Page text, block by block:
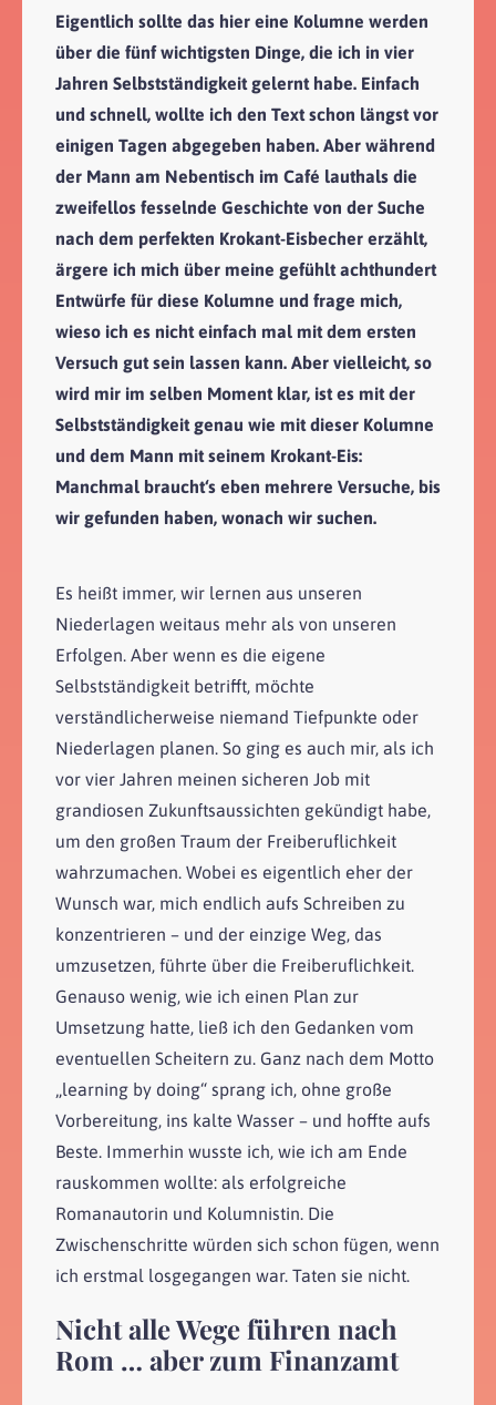
Eigentlich sollte das hier eine Kolumne werden
über die fünf wichtigsten Dinge, die ich in vier
Jahren Selbstständigkeit gelernt habe. Einfach
und schnell, wollte ich den Text schon längst vor
einigen Tagen abgegeben haben. Aber während
der Mann am Nebentisch im Café lauthals die
zweifellos fesselnde Geschichte von der Suche
nach dem perfekten Krokant-Eisbecher erzählt,
ärgere ich mich über meine gefühlt achthundert
Entwürfe für diese Kolumne und frage mich,
wieso ich es nicht einfach mal mit dem ersten
Versuch gut sein lassen kann. Aber vielleicht, so
wird mir im selben Moment klar, ist es mit der
Selbstständigkeit genau wie mit dieser Kolumne
und dem Mann mit seinem Krokant-Eis:
Manchmal braucht‘s eben mehrere Versuche, bis
wir gefunden haben, wonach wir suchen.
Es heißt immer, wir lernen aus unseren
Niederlagen weitaus mehr als von unseren
Erfolgen. Aber wenn es die eigene
Selbstständigkeit betrifft, möchte
verständlicherweise niemand Tiefpunkte oder
Niederlagen planen. So ging es auch mir, als ich
vor vier Jahren meinen sicheren Job mit
grandiosen Zukunftsaussichten gekündigt habe,
um den großen Traum der Freiberuflichkeit
wahrzumachen. Wobei es eigentlich eher der
Wunsch war, mich endlich aufs Schreiben zu
konzentrieren – und der einzige Weg, das
umzusetzen, führte über die Freiberuflichkeit.
Genauso wenig, wie ich einen Plan zur
Umsetzung hatte, ließ ich den Gedanken vom
eventuellen Scheitern zu. Ganz nach dem Motto
„learning by doing“ sprang ich, ohne große
Vorbereitung, ins kalte Wasser – und hoffte aufs
Beste. Immerhin wusste ich, wie ich am Ende
rauskommen wollte: als erfolgreiche
Romanautorin und Kolumnistin. Die
Zwischenschritte würden sich schon fügen, wenn
ich erstmal losgegangen war. Taten sie nicht.
Nicht alle Wege führen nach
Rom … aber zum Finanzamt